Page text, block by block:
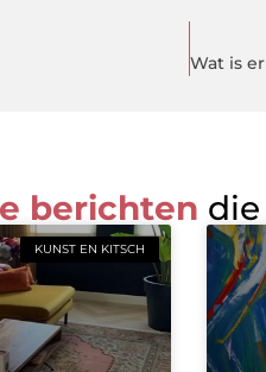
berichten
KUNST EN KITSCH